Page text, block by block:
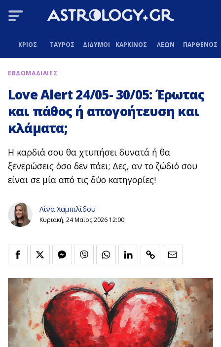
ΚΡΙΟΣ ΤΑΥΡΟΣ ΔΙΔΥΜΟΙ ΚΑΡΚΙΝΟΣ ΛΕΩΝ ΠΑΡΘΕΝΟΣ
ΕΒΔΟΜΑΔΙΑΙΕΣ
Love Alert 24/05- 30/05: Έρωτας
και πάθος ή απογοήτευση και
κλάματα;
Η καρδιά σου θα χτυπήσει δυνατά ή θα
ξενερώσεις όσο δεν πάει; Δες, αν το ζώδιό σου
είναι σε μία από τις δύο κατηγορίες!
Λίνα Χαμπιλίδου
Κυριακή, 24 Μαϊος 2026 12:00